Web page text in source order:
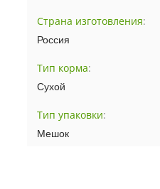
Страна изготовления:
Россия
Тип корма:
Сухой
Тип упаковки:
Мешок